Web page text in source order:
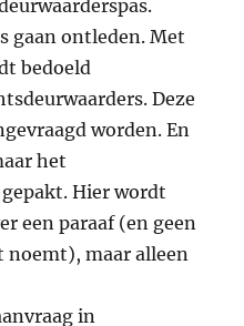
gaan ontleden. Met
bedoeld
Deze
worden. En
het
Hier wordt
een paraaf (en geen
noemt), maar alleen
in